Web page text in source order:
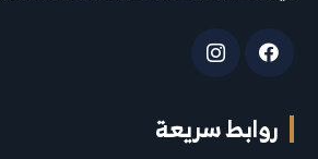
روابط سريعة